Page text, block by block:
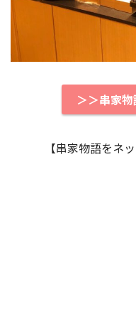
＞＞串家
【串家物語をネ